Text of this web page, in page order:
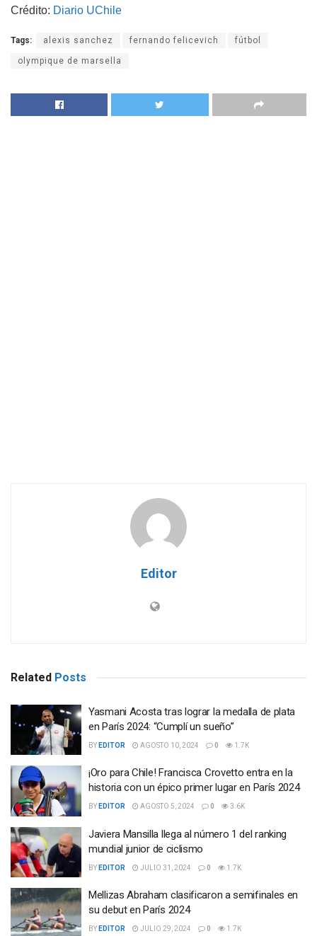
Crédito: Diario UChile
Tags: alexis sanchez fernando felicevich fútbol
olympique de marsella
Editor
Related Posts
Yasmani Acosta tras lograr la medalla de plata
en París 2024: “Cumplí un sueño”
BY EDITOR AGOSTO 10, 2024 0 1.7K
¡Oro para Chile! Francisca Crovetto entra en la
historia con un épico primer lugar en París 2024
BY EDITOR AGOSTO 5, 2024 0 3.6K
Javiera Mansilla llega al número 1 del ranking
mundial junior de ciclismo
BY EDITOR JULIO 31, 2024 0 1.7K
Mellizas Abraham clasificaron a semifinales en
su debut en París 2024
BY EDITOR JULIO 29, 2024 0 1.7K